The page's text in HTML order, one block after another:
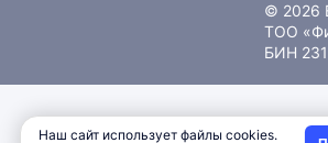
© 2026
ТОО
БИН
Наш сайт использует файлы cookies.